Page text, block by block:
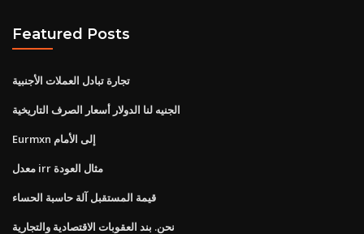
Featured Posts
تجارة تبادل العملات الأجنبية
الجنيه لنا الدولار أسعار الصرف التاريخية
Eurmxn إلى الأمام
معدل irr مثال العودة
قيمة المستقبل آلة حاسبة الحساء
نحن. بند العقوبات الاقتصادية والتجارية